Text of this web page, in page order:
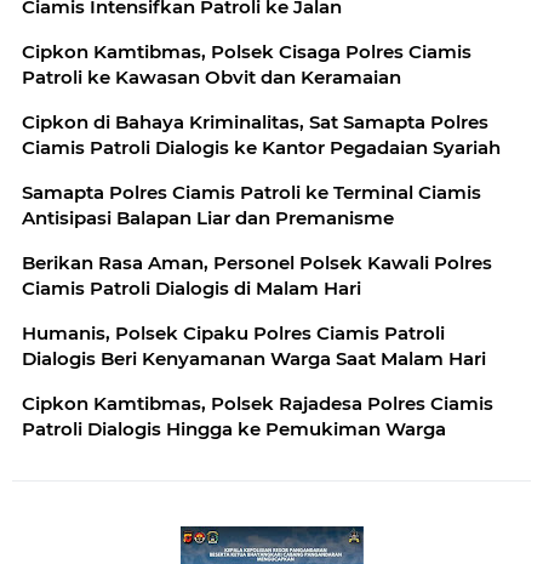
Ciamis Intensifkan Patroli ke Jalan
Cipkon Kamtibmas, Polsek Cisaga Polres Ciamis
Patroli ke Kawasan Obvit dan Keramaian
Cipkon di Bahaya Kriminalitas, Sat Samapta Polres
Ciamis Patroli Dialogis ke Kantor Pegadaian Syariah
Samapta Polres Ciamis Patroli ke Terminal Ciamis
Antisipasi Balapan Liar dan Premanisme
Berikan Rasa Aman, Personel Polsek Kawali Polres
Ciamis Patroli Dialogis di Malam Hari
Humanis, Polsek Cipaku Polres Ciamis Patroli
Dialogis Beri Kenyamanan Warga Saat Malam Hari
Cipkon Kamtibmas, Polsek Rajadesa Polres Ciamis
Patroli Dialogis Hingga ke Pemukiman Warga